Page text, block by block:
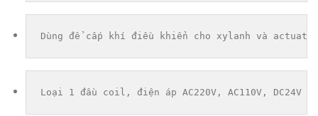
Dùng để cấp khí điều khiển cho xylanh và actuator
Loại 1 đầu coil, điện áp AC220V, AC110V, DC24V